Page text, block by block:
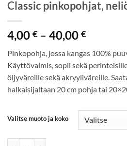
Classic pinkopohjat,
4,00 € – 40,00 €
-
40,00 €
Pinkopohja, jossa kangas 100%
Käyttövalmis, sopii sekä
öljyväreille sekä akryyliväreille.
halkaisijaltaan 20 cm pohja tai
Valitse muoto ja koko